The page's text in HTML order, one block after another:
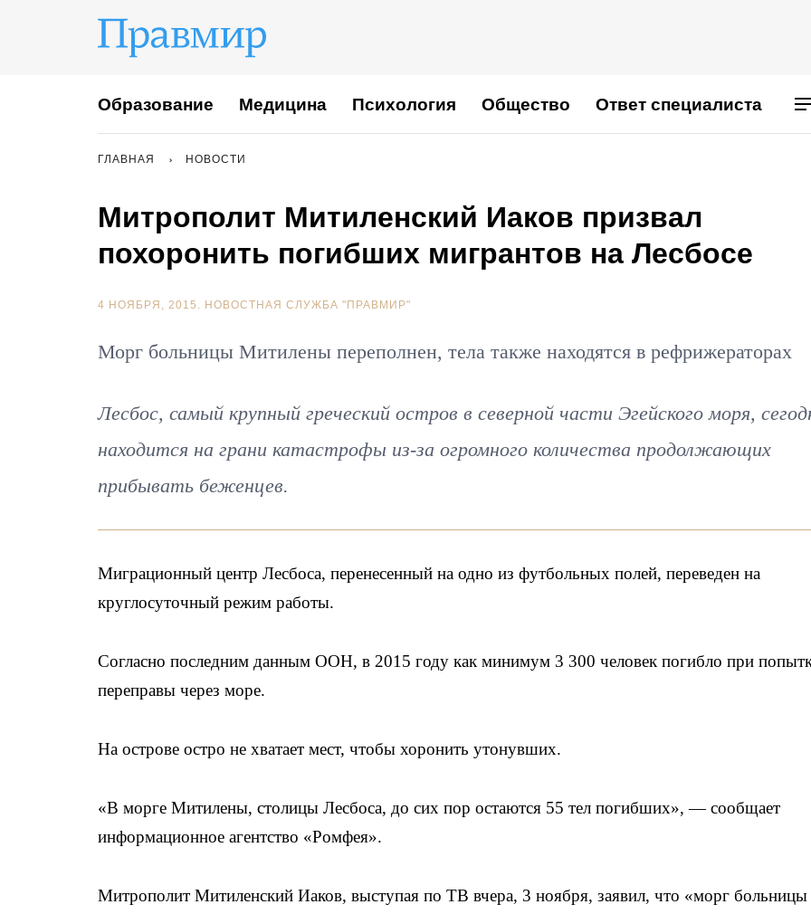
Образование Медицина Психология Общество Ответ специалиста
ГЛАВНАЯ НОВОСТИ
Митрополит Митиленский Иаков призвал
похоронить погибших мигрантов на Лесбосе
4 НОЯБРЯ, 2015. НОВОСТНАЯ СЛУЖБА "ПРАВМИР"
Морг больницы Митилены переполнен, тела также находятся в рефрижераторах
Лесбос, самый крупный греческий остров в северной части Эгейского моря,
находится на грани катастрофы из-за огромного количества продолжающих
прибывать беженцев.
Миграционный центр Лесбоса, перенесенный на одно из футбольных полей, переведен на
круглосуточный режим работы.
Согласно последним данным ООН, в 2015 году как минимум 3 300 человек погибло при
переправы через море.
На острове остро не хватает мест, чтобы хоронить утонувших.
«В морге Митилены, столицы Лесбоса, до сих пор остаются 55 тел погибших», — сообщает
информационное агентство «Ромфея».
Митрополит Митиленский Иаков, выступая по ТВ вчера, 3 ноября, заявил, что «морг больницы